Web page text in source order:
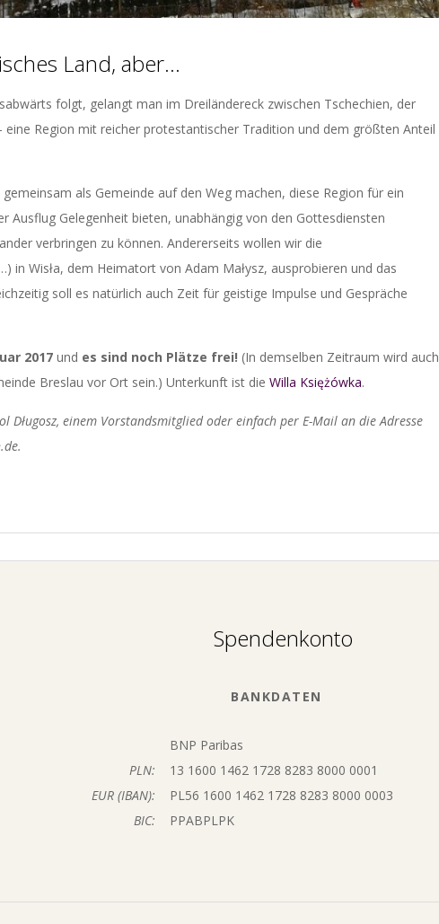
Land, aber…
folgt, gelangt man im Dreiländereck zwischen Tschechien, der
eine Region mit reicher protestantischer Tradition und dem größten Anteil
als Gemeinde auf den Weg machen, diese Region für ein
Ausflug Gelegenheit bieten, unabhängig von den Gottesdiensten
verbringen zu können. Andererseits wollen wir die
in Wisła, dem Heimatort von Adam Małysz, ausprobieren und das
soll es natürlich auch Zeit für geistige Impulse und Gespräche
2017 und es sind noch Plätze frei! (In demselben Zeitraum wird auch
Breslau vor Ort sein.) Unterkunft ist die Willa Księżówka.
Długosz, einem Vorstandsmitglied oder einfach per E-Mail an die Adresse
Spendenkonto
BANKDATEN
PLN:
EUR (IBAN):
BIC:
BNP Paribas
13 1600 1462 1728 8283 8000 0001
PL56 1600 1462 1728 8283 8000 0003
PPABPLPK